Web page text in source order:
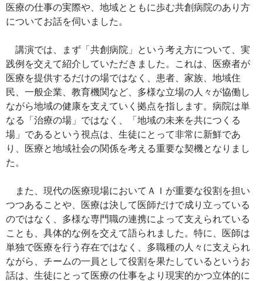
医療の仕事の実際や、地域とともに歩む共創病院のあり方
についてお話を伺いました。
講演では、まず「共創病院」という考え方について、実
践例を交えて紹介していただきました。これは、医療者が
医療を提供するだけの場ではなく、患者、家族、地域住
民、一般企業、教育機関など、多様な立場の人々が協働し
ながら地域の健康を支えていく拠点を指します。病院は単
なる「治療の場」ではなく、「地域の未来を共につくる
場」であるという視点は、生徒にとって非常に新鮮であ
り、医療と地域社会の関係を考える重要な契機となりまし
た。
また、現代の医療現場においてＡＩが重要な役割を担い
つつあることや、医療は決して医師だけで成り立っている
のではなく、多様な専門職の連携によって支えられている
ことも、具体的な例を交えて語られました。特に、医師は
単独で医療を行う存在ではなく、多職種の人々に支えられ
ながら、チームの一員として役割を果たしているというお
話は、生徒にとって医療の仕事をより現実的かつ立体的に